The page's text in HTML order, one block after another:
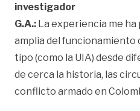
investigador
G.A.: La experiencia me
amplia del funcionamiento
tipo (como la UIA) desde
de cerca la historia, las
conflicto armado en